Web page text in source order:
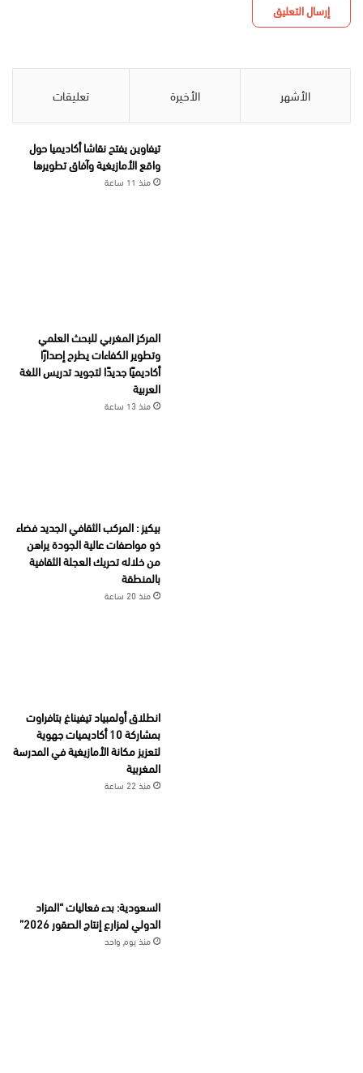
الأشهر الأخيرة تعليقات
تيفاوين يفتح نقاشا أكاديميا حول
واقع الأمازيغية وآفاق تطويرها
منذ 11 ساعة
المركز المغربي للبحث العلمي
وتطوير الكفاءات يطرح إصدارًا
أكاديميًا جديدًا لتجويد تدريس اللغة
العربية
منذ 13 ساعة
بيكيز : المركب الثقافي الجديد فضاء
ذو مواصفات عالية الجودة يراهن
من خلاله تحريك العجلة الثقافية
بالمنطقة
منذ 20 ساعة
انطلاق أولمبياد تيفيناغ بتافراوت
بمشاركة 10 أكاديميات جهوية
لتعزيز مكانة الأمازيغية في المدرسة
المغربية
منذ 22 ساعة
السعودية: بدء فعاليات “المزاد
الدولي لمزارع إنتاج الصقور 2026”
منذ يوم واحد